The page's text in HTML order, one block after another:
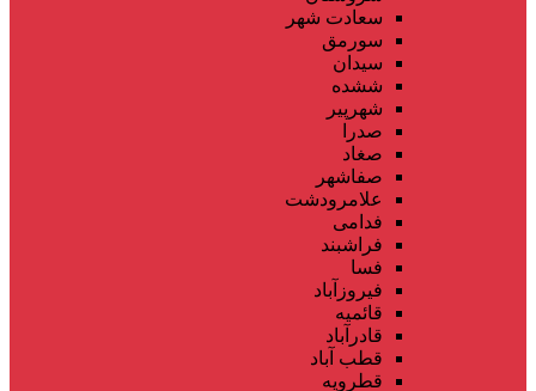
سعادت شهر
سورمق
سیدان
ششده
شهرپیر
صدرا
صغاد
صفاشهر
علامرودشت
فدامی
فراشبند
فسا
فیروزآباد
قائمیه
قادرآباد
قطب آباد
قطرویه